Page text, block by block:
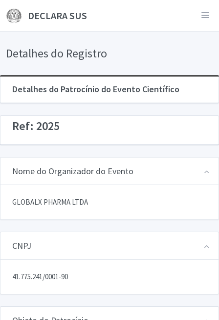
DECLARA SUS
Detalhes do Registro
Detalhes do Patrocínio do Evento Científico
Ref: 2025
Nome do Organizador do Evento
GLOBALX PHARMA LTDA
CNPJ
41.775.241/0001-90